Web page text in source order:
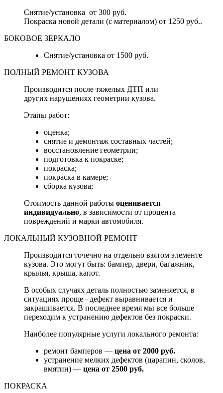
Снятие/установка от 300 руб.
Покраска новой детали (с материалом) от 1250 руб..
БОКОВОЕ ЗЕРКАЛО
Снятие/установка от 1500 руб.
ПОЛНЫЙ РЕМОНТ КУЗОВА
Производится после тяжелых ДТП или
других нарушениях геометрии кузова.
Этапы работ:
оценка;
снятие и демонтаж составных частей;
восстановление геометрии;
подготовка к покраске;
покраска;
покраска в камере;
сборка кузова;
Стоимость данной работы оценивается
индивидуально, в зависимости от процента
повреждений и марки автомобиля.
ЛОКАЛЬНЫЙ КУЗОВНОЙ РЕМОНТ
Производится точечно на отдельно взятом элементе
кузова. Это могут быть: бампер, двери, багажник,
крылья, крыша, капот.
В особых случаях деталь полностью заменяется, в
ситуациях проще - дефект выравнивается и
закрашивается. В последнее время мы все больше
переходим к устранению дефектов без покраски.
Наиболее популярные услуги локального ремонта:
ремонт бамперов — цена от 2000 руб.
устранение мелких дефектов (царапин, сколов,
вмятин) — цена от 2500 руб.
ПОКРАСКА